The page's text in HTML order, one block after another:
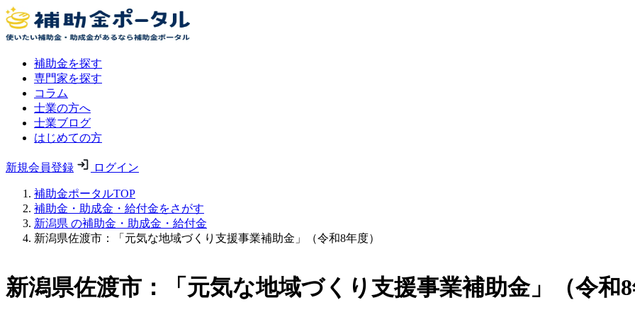
補助金を探す
専門家を探す
コラム
士業の方へ
士業ブログ
はじめての方
新規会員登録 ログイン
補助金ポータルTOP
補助金・助成金・給付金をさがす
新潟県 の補助金・助成金・給付金
新潟県佐渡市：「元気な地域づくり支援事業補助金」（令和8年度）
新潟県佐渡市：「元気な地域づくり支援事業補助金」（令和